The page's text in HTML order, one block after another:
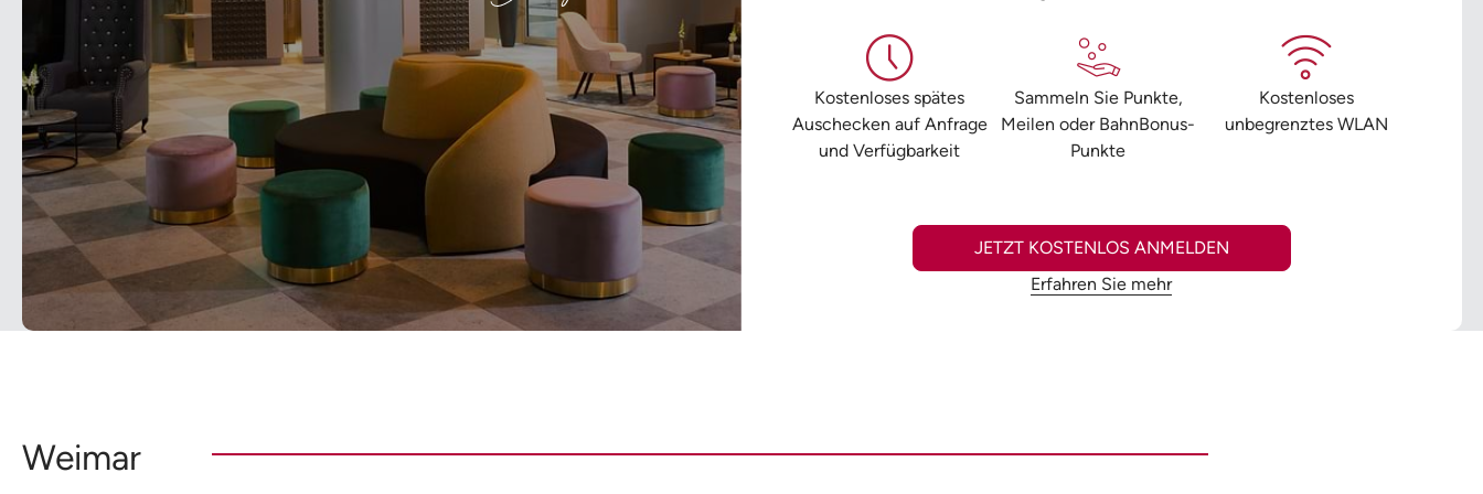
Kostenloses spätes
Auschecken auf Anfrage
und Verfügbarkeit
Sammeln Sie Punkte,
Meilen oder BahnBonus-
Punkte
Kostenloses
unbegrenztes WLAN
JETZT KOSTENLOS ANMELDEN
Erfahren Sie mehr
Weimar